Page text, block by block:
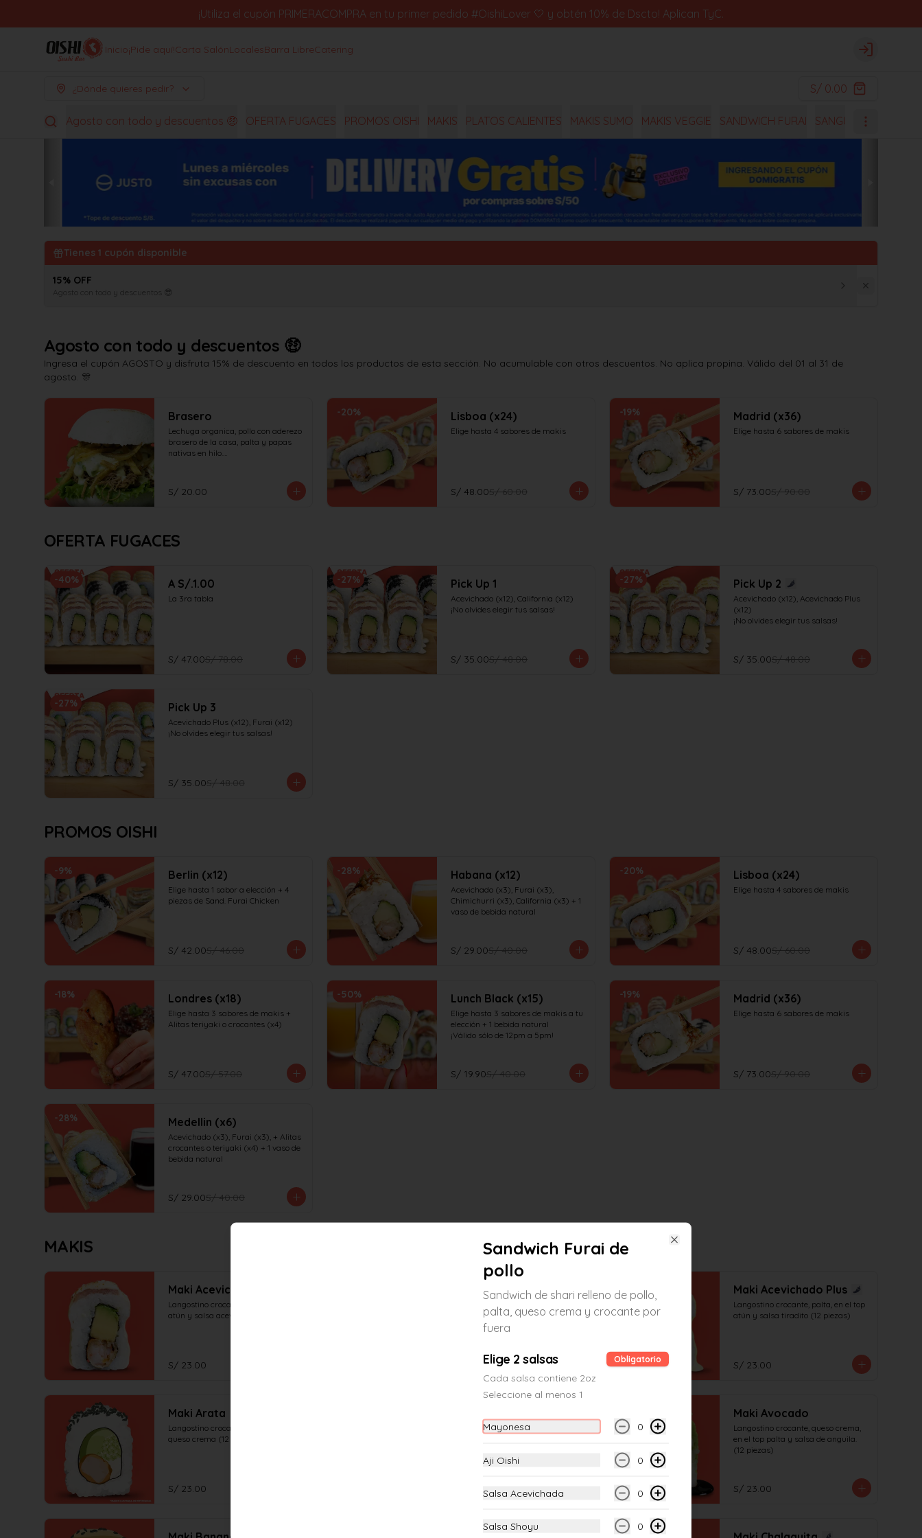
¡Utiliza el cupón PRIMERACOMPRA en tu primer pedido #OishiLover 🤍 y obtén 10% de Dscto! Aplican TyC.
Inicio¡Pide aquí!Carta SalónLocalesBarra LibreCatering Login
¿Dónde quieres pedir? S/ 0.00
Agosto con todo y descuentos 🤑 OFERTA FUGACES PROMOS OISHI MAKIS PLATOS CALIENTES MAKIS SUMO MAKIS VEGGIE SANDWICH FURAI SANGUCHES
Tienes 1 cupón disponible
15% OFF
Agosto con todo y descuentos 😎
Agosto con todo y descuentos 🤑
Ingresa el cupón AGOSTO y disfruta 15% de descuento en todos los productos de esta sección. No acumulable con otros descuentos. No aplica propina. Válido del 01 al 31 de
agosto. 🎊
Brasero
Lechuga organica, pollo con aderezo
brasero de la casa, palta y papas
nativas en hilo.
S/ 20.00
-20% Lisboa (x24)
Elige hasta 4 sabores de makis
S/ 48.00S/ 60.00
-19% Madrid (x36)
Elige hasta 6 sabores de makis
S/ 73.00S/ 90.00
OFERTA FUGACES
-40% A S/.1.00
La 3ra tabla
S/ 47.00S/ 78.00
-27% Pick Up 1
Acevichado (x12), California (x12)
¡No olvides elegir tus salsas!
S/ 35.00S/ 48.00
-27% Pick Up 2
Acevichado (x12), Acevichado Plus
(x12)
¡No olvides elegir tus salsas!
S/ 35.00S/ 48.00
-27% Pick Up 3
Acevichado Plus (x12), Furai (x12)
¡No olvides elegir tus salsas!
S/ 35.00S/ 48.00
PROMOS OISHI
-9% Berlin (x12)
Elige hasta 1 sabor a elección + 4
piezas de Sand. Furai Chicken
S/ 42.00S/ 46.00
-28% Habana (x12)
Acevichado (x3), Furai (x3),
Chimichurri (x3), California (x3) + 1
vaso de bebida natural
S/ 29.00S/ 40.00
-20% Lisboa (x24)
Elige hasta 4 sabores de makis
S/ 48.00S/ 60.00
-18% Londres (x18)
Elige hasta 3 sabores de makis +
Alitas teriyaki o crocantes (x4)
S/ 47.00S/ 57.00
-50% Lunch Black (x15)
Elige hasta 3 sabores de makis a tu
elección + 1 bebida natural
¡Válido sólo de 12pm a 5pm!
S/ 19.90S/ 40.00
-19% Madrid (x36)
Elige hasta 6 sabores de makis
S/ 73.00S/ 90.00
-28% Medellin (x6)
Acevichado (x3), Furai (x3), + Alitas
crocantes o teriyaki (x4) + 1 vaso de
bebida natural
S/ 29.00S/ 40.00
MAKIS
Maki Acevichado
Langostino crocante, palta, en el top
atún y salsa acevichada (12 piezas)
S/ 23.00
Maki Acevichado Oishi
Langostino crocante, palta, en el top
atún coronado de chalaquita y salsa
de leche de tigre (12 piezas)
S/ 23.00
Maki Acevichado Plus
Langostino crocante, palta, en el top
atún y salsa tiradito (12 piezas)
S/ 23.00
Maki Arata
Langostino crocante, palta, pepino y
queso crema (12 piezas)
S/ 23.00
Salmón fresco, pepino y nori por
S/ 23.00
Maki Avocado
Langostino crocante, queso crema,
en el top palta y salsa de anguila.
(12 piezas)
S/ 23.00
Sandwich Furai de
pollo
Sandwich de shari relleno de pollo,
palta, queso crema y crocante por
fuera
Elige 2 salsas Obligatorio
Cada salsa contiene 2oz
Seleccione al menos 1
Mayonesa 0
Aji Oishi 0
Salsa Acevichada 0
Salsa Shoyu 0